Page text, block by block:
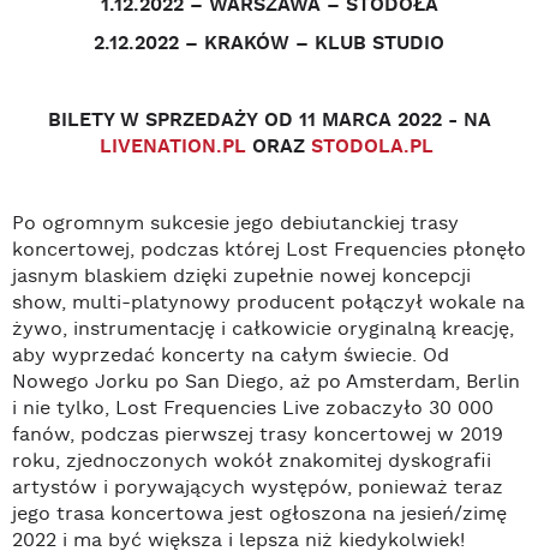
1.12.2022 – WARSZAWA – STODOŁA
2.12.2022 – KRAKÓW – KLUB STUDIO
BILETYW SPRZEDAŻY OD 11 MARCA 2022 - NA
LIVENATION.PLORAZ STODOLA.PL
Po ogromnym sukcesie jego debiutanckiej trasy
koncertowej, podczas której Lost Frequencies płonęło
jasnym blaskiem dzięki zupełnie nowej koncepcji
show, multi-platynowy producent połączył wokale na
żywo, instrumentację i całkowicie oryginalną kreację,
aby wyprzedać koncerty na całym świecie. Od
Nowego Jorku po San Diego, aż po Amsterdam, Berlin
i nie tylko, Lost Frequencies Live zobaczyło 30 000
fanów, podczas pierwszej trasy koncertowej w 2019
roku, zjednoczonych wokół znakomitej dyskografii
artystów i porywających występów, ponieważ teraz
jego trasa koncertowa jest ogłoszona na jesień/zimę
2022 i ma być większa i lepsza niż kiedykolwiek!